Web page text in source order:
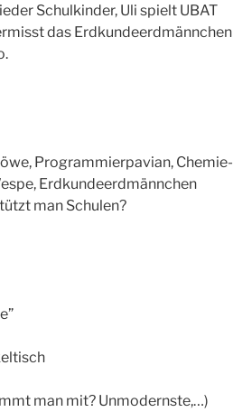
Schulkinder, Uli spielt UBAT
das Erdkundeerdmännchen
Programmierpavian, Chemie-
Erdkundeerdmännchen
man Schulen?
man mit? Unmodernste,…)